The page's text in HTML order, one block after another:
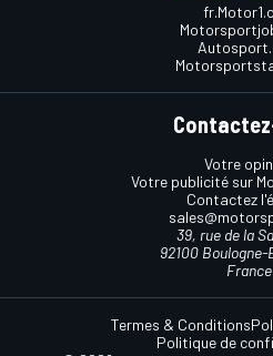
Votre
Votre publicité sur
Contactez
39, rue de la
92100
France
Termes & Conditions
Politique de